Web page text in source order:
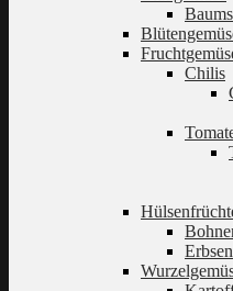
Chilis
Erbsen